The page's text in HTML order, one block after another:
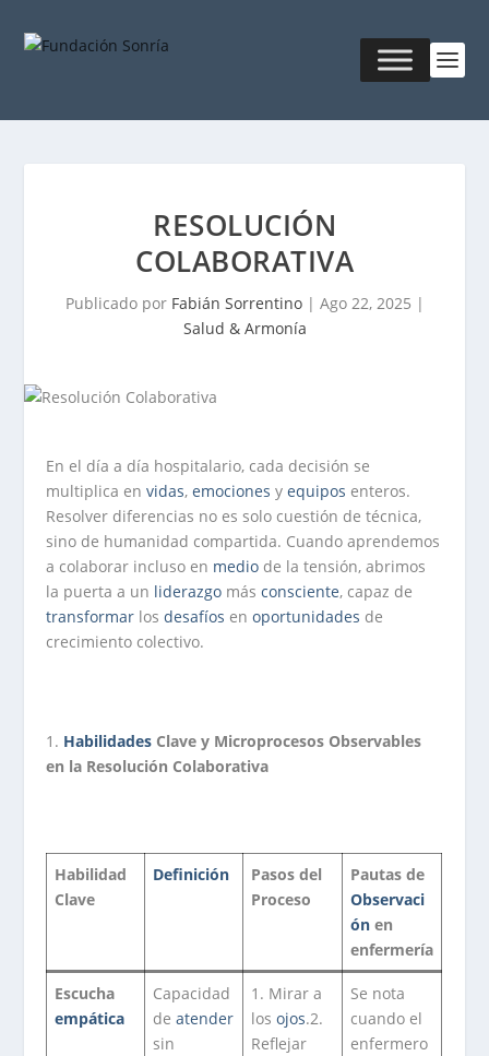
RESOLUCIÓN
COLABORATIVA
Publicado por Fabián Sorrentino| Ago 22, 2025 |
Salud & Armonía
En el día a día hospitalario, cada decisión se
multiplica envidas,emociones yequipos enteros.
Resolver diferencias no es solo cuestión de técnica,
sino de humanidad compartida. Cuando aprendemos
a colaborar incluso en medio de la tensión, abrimos
la puerta a un liderazgo másconsciente, capaz de
transformar losdesafíos enoportunidades de
crecimiento colectivo.
1. Habilidades Clave y Microprocesos Observables
en la Resolución Colaborativa
Habilidad
Clave
Definición
Pasos del
Proceso
Pautas de
Observaci
ón en
enfermería
Escucha
empática
Capacidad
deatender
sin
1. Mirar a
losojos.2.
Reflejar
Se nota
cuando el
enfermero